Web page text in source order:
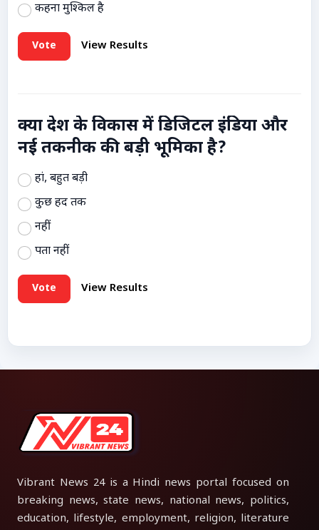
कहना मुश्किल है
Vote View Results
क्या देश के विकास में डिजिटल इंडिया और
नई तकनीक की बड़ी भूमिका है?
हां, बहुत बड़ी
कुछ हद तक
नहीं
पता नहीं
Vote View Results
Vibrant News 24 is a Hindi news portal focused on
breaking news, state news, national news, politics,
education, lifestyle, employment, religion, literature